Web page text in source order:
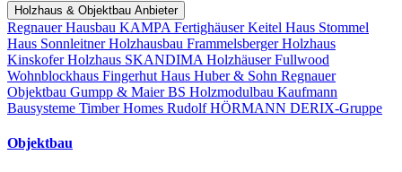
Holzhaus & Objektbau Anbieter
Regnauer Hausbau KAMPA FertighäuserKeitel Haus Stommel
Haus Sonnleitner Holzhausbau Frammelsberger Holzhaus
Kinskofer Holzhaus SKANDIMA HolzhäuserFullwood
Wohnblockhaus Fingerhut Haus Huber & Sohn Regnauer
Objektbau Gumpp & MaierBS Holzmodulbau Kaufmann
Bausysteme Timber Homes Rudolf HÖRMANN DERIX-Gruppe
Objektbau